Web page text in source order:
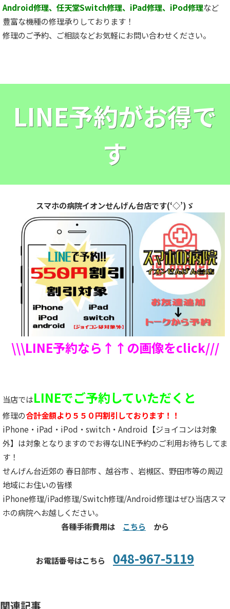
Android修理、任天堂Switch修理、iPad修理、iPod修理など
豊富な機種の修理承りしております！
修理のご予約、ご相談などお気軽にお問い合わせください。
LINE予約がお得で
す
スマホの病院イオンせんげん台店です(‘◇’)ゞ
\\\LINE予約なら↑↑の画像をclick///
当店ではLINEでご予約していただくと
修理の合計金額より５５０円割引しております！！
iPhone・iPad・iPod・switch・Android【ジョイコンは対象
外】は対象となりますのでお得なLINE予約のご利用お待ちしてま
す！
せんげん台近郊の 春日部市 、越谷市 、岩槻区、野田市等の周辺
地域にお住いの皆様
iPhone修理/iPad修理/Switch修理/Android修理はぜひ当店スマ
ホの病院へお越しください。
各種手術費用は こちら から
お電話番号はこちら 048-967-5119
関連記事